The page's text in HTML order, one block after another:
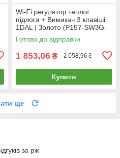
Wi-Fi регулятор теплої
підлоги + Вимикач 3 клавіші
1DAL | Золото (P157-SW3G-
TR.WF.GD)
Готово до відправки
1 853,06 ₴ 2 058,96 ₴
Купити
ще
за рік